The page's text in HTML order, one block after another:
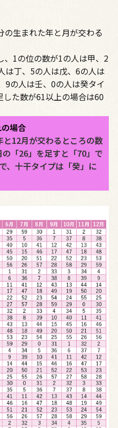
生まれた年と月が交わる
、1の位の数が1の人は甲、2
は丁、5の人は戊、6の人は
9の人は壬、0の人は癸タイ
た数が61以上の場合は60
場合
12月が交わるところの数
「26」を足すと「70」で
、十干タイプは「癸」に